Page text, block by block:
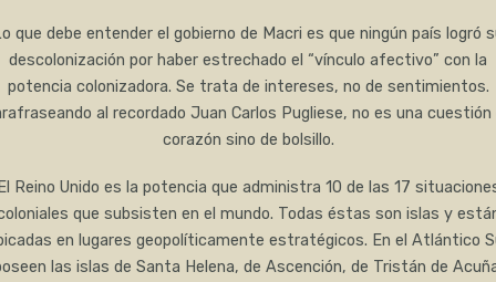
que debe entender el gobierno de Macri es que ningún país logró
descolonización por haber estrechado el “vínculo afectivo” con la
potencia colonizadora. Se trata de intereses, no de sentimientos.
al recordado Juan Carlos Pugliese, no es una cuestión
corazón sino de bolsillo.
El Reino Unido es la potencia que administra 10 de las 17
que subsisten en el mundo. Todas éstas son islas y
en lugares geopolíticamente estratégicos. En el Atlántico
las islas de Santa Helena, de Ascención, de Tristán de